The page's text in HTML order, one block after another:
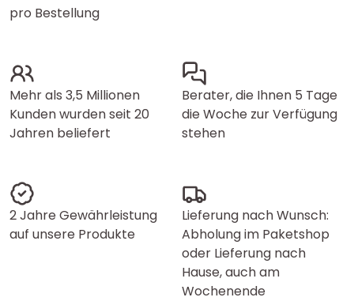
pro Bestellung
Mehr als 3,5 Millionen
Kunden wurden seit 20
Jahren beliefert
Berater, die Ihnen 5 Tage
die Woche zur Verfügung
stehen
2 Jahre Gewährleistung
auf unsere Produkte
Lieferung nach Wunsch:
Abholung im Paketshop
oder Lieferung nach
Hause, auch am
Wochenende